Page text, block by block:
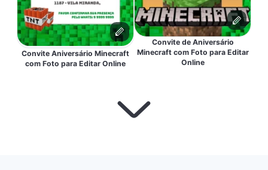
Convite Aniversário Minecraft
com Foto para Editar Online
Convite de Aniversário
Minecraft com Foto para Editar
Online